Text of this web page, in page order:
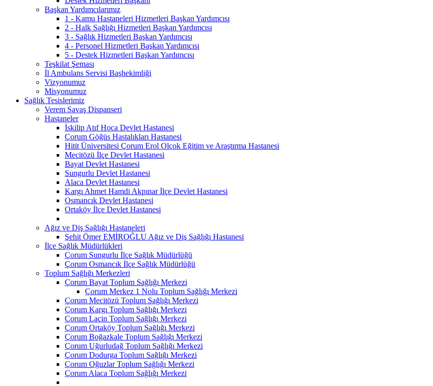
Başkan Yardımcılarımız
1 - Kamu Hastaneleri Hizmetleri Başkan Yardımcısı
2 - Halk Sağlığı Hizmetleri Başkan Yardımcısı
3 - Sağlık Hizmetleri Başkan Yardımcısı
4 - Personel Hizmetleri Başkan Yardımcısı
5 - Destek Hizmetleri Başkan Yardımcısı
Teşkilat Şeması
İl Ambulans Servisi Başhekimliği
Vizyonumuz
Misyonumuz
Sağlık Tesislerimiz
Verem Savaş Dispanseri
Hastaneler
İskilip Atıf Hoca Devlet Hastanesi
Çorum Göğüs Hastalıkları Hastanesi
Hitit Üniversitesi Çorum Erol Olçok Eğitim ve Araştırma Hastanesi
Mecitözü İlçe Devlet Hastanesi
Bayat Devlet Hastanesi
Sungurlu Devlet Hastanesi
Alaca Devlet Hastanesi
Kargı Ahmet Hamdi Akpınar İlçe Devlet Hastanesi
Osmancık Devlet Hastanesi
Ortaköy İlçe Devlet Hastanesi
Ağız ve Diş Sağlığı Hastaneleri
Şehit Ömer EMİROĞLU Ağız ve Diş Sağlığı Hastanesi
İlçe Sağlık Müdürlükleri
Çorum Sungurlu İlçe Sağlık Müdürlüğü
Çorum Osmancık İlçe Sağlık Müdürlüğü
Toplum Sağlığı Merkezleri
Çorum Bayat Toplum Sağlığı Merkezi
Çorum Merkez 1 Nolu Toplum Sağlığı Merkezi
Çorum Mecitözü Toplum Sağlığı Merkezi
Çorum Kargı Toplum Sağlığı Merkezi
Çorum Laçin Toplum Sağlığı Merkezi
Çorum Ortaköy Toplum Sağlığı Merkezi
Çorum Boğazkale Toplum Sağlığı Merkezi
Çorum Uğurludağ Toplum Sağlığı Merkezi
Çorum Dodurga Toplum Sağlığı Merkezi
Çorum Oğuzlar Toplum Sağlığı Merkezi
Çorum Alaca Toplum Sağlığı Merkezi